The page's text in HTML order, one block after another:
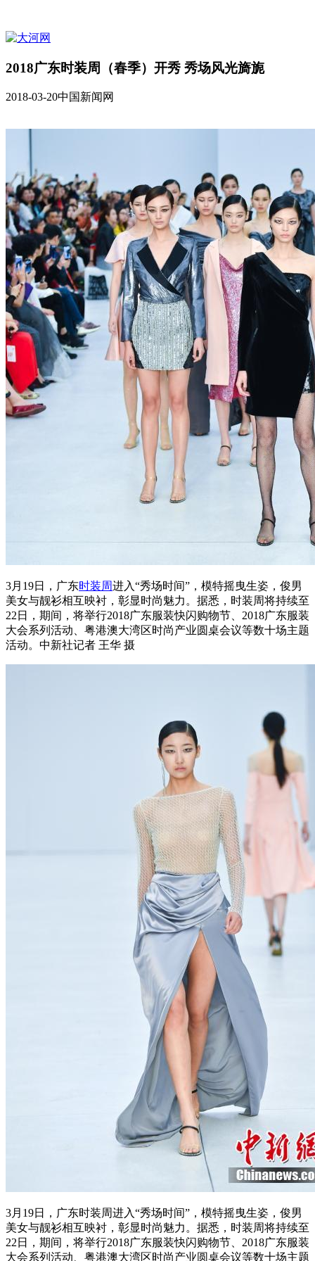
2018广东时装周（春季）开秀 秀场风光旖旎
2018-03-20中国新闻网
3月19日，广东时装周进入“秀场时间”，模特摇曳生姿，俊男
美女与靓衫相互映衬，彰显时尚魅力。据悉，时装周将持续至
22日，期间，将举行2018广东服装快闪购物节、2018广东服装
大会系列活动、粤港澳大湾区时尚产业圆桌会议等数十场主题
活动。中新社记者 王华 摄
3月19日，广东时装周进入“秀场时间”，模特摇曳生姿，俊男
美女与靓衫相互映衬，彰显时尚魅力。据悉，时装周将持续至
22日，期间，将举行2018广东服装快闪购物节、2018广东服装
大会系列活动、粤港澳大湾区时尚产业圆桌会议等数十场主题